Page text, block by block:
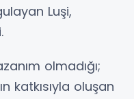
Luşi,
olmadığı;
katkısıyla oluşan